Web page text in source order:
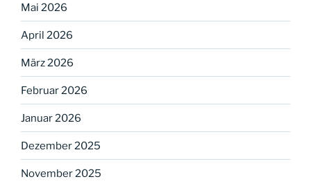
Mai 2026
April 2026
März 2026
Februar 2026
Januar 2026
Dezember 2025
November 2025